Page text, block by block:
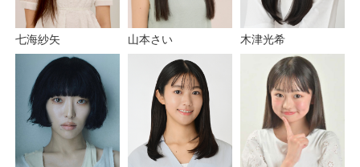
七海紗矢 山本さい 木津光希